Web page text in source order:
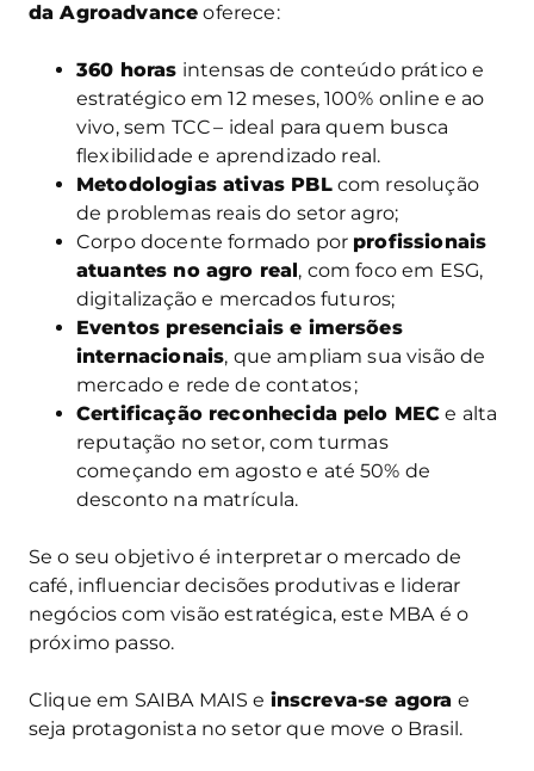
da Agroadvance oferece:
360 horas intensas de conteúdo prático e
estratégico em 12 meses, 100% online e ao
vivo, sem TCC – ideal para quem busca
flexibilidade e aprendizado real.
Metodologias ativas PBLcom resolução
de problemas reais do setor agro;
Corpo docente formado por profissionais
atuantes no agro real, com foco em ESG,
digitalização e mercados futuros;
Eventos presenciais e imersões
internacionais, que ampliam sua visão de
mercado e rede de contatos ;
Certificação reconhecida pelo MEC e alta
reputação no setor, com turmas
começando em agosto e até 50% de
desconto na matrícula.
Se o seu objetivo é interpretar o mercado de
café, influenciar decisões produtivas e liderar
negócios com visão estratégica, este MBA é o
próximo passo.
Clique em SAIBA MAIS e inscreva-se agora e
seja protagonista no setor que move o Brasil.